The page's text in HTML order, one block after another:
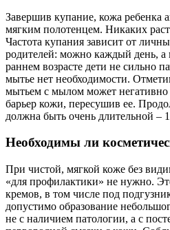
Завершив купание, кожа ребенка
мягким полотенцем. Никаких
Частота купания зависит от
родителей: можно каждый день,
раннем возрасте дети не сильно
мытье нет необходимости.
мытьем с мылом может
барьер кожи, пересушив ее.
должна быть очень длительной –
Необходимы ли
При чистой, мягкой коже без
«для профилактики» не нужно.
кремов, в том числе под
допустимо образование
не с наличием патологии, а с